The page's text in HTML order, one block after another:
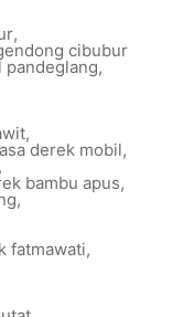
,
cibubur
,
,
derek mobil,
,
bambu apus,
,
fatmawati,